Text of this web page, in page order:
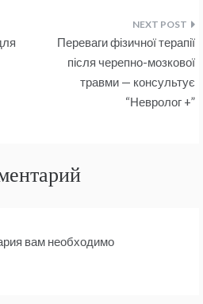
Переваги фізичної терапії
після черепно-мозкової
травми — консультує
“Невролог +”
вам необходимо